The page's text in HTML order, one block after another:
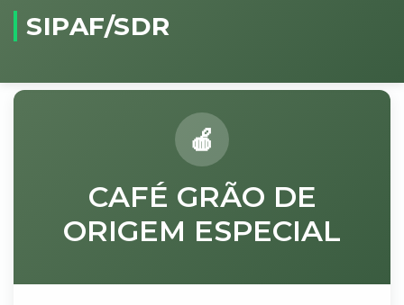
SIPAF/SDR
CAFÉ GRÃO DE
ORIGEM ESPECIAL